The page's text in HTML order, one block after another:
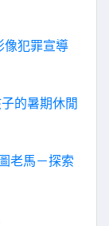
像犯罪宣導
的暑期休閒
老馬－探索